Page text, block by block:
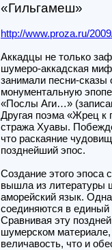
«Гильгамеш»
http://www.proza.ru/
Аккадцы не только
шумеро-аккадская
занимали песни-
монументальную
«Послы Аги…»
Другая поэма «Жрец к
стража Хуавы.
что раскаяние
позднейший эпос.
Создание этого эпоса
вышла из литературы
аморейский язык.
соединяются в
Сравнивая эту
шумерском материале,
величавость, что и